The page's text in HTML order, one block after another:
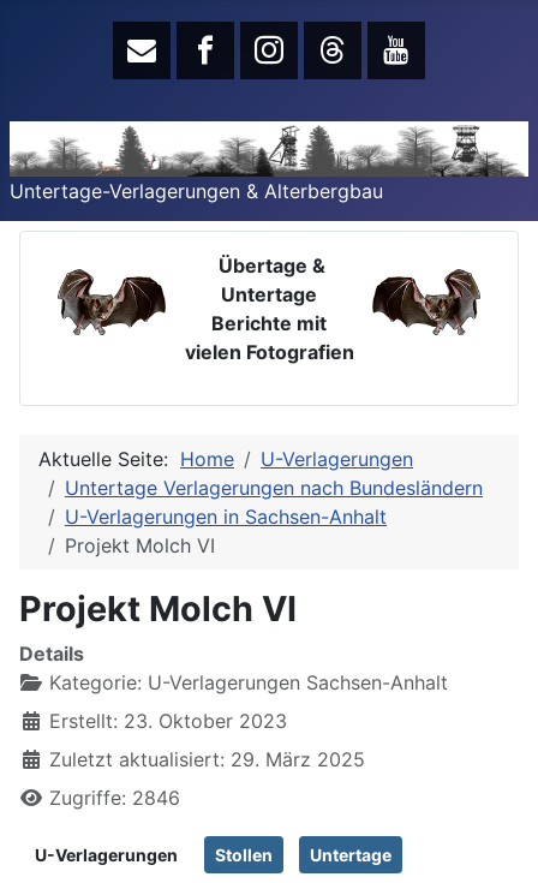
Untertage-Verlagerungen & Alterbergbau
Übertage &
Untertage
Berichte mit
vielen Fotografien
Aktuelle Seite: Home
U-Verlagerungen
Untertage Verlagerungen nach Bundesländern
U-Verlagerungen in Sachsen-Anhalt
Projekt Molch VI
Projekt Molch VI
Details
Kategorie: U-Verlagerungen Sachsen-Anhalt
Erstellt: 23. Oktober 2023
Zuletzt aktualisiert: 29. März 2025
Zugriffe: 2846
U-Verlagerungen Stollen Untertage